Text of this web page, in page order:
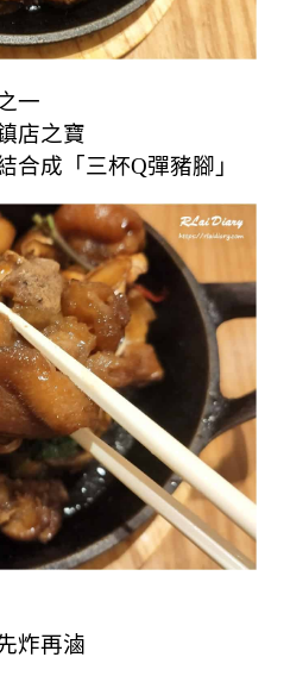
一
店之寶
合成「三杯Q彈豬腳」
炸再滷